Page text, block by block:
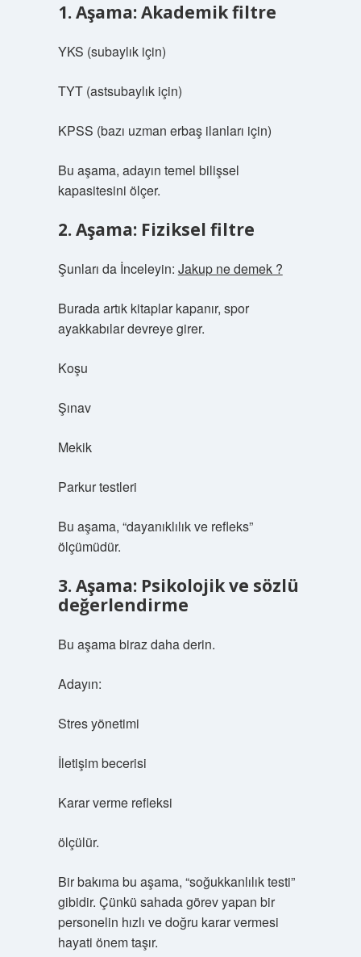
1. Aşama: Akademik filtre
YKS (subaylık için)
TYT (astsubaylık için)
KPSS (bazı uzman erbaş ilanları için)
Bu aşama, adayın temel bilişsel
kapasitesini ölçer.
2. Aşama: Fiziksel filtre
Şunları da İnceleyin: Jakup ne demek ?
Burada artık kitaplar kapanır, spor
ayakkabılar devreye girer.
Koşu
Şınav
Mekik
Parkur testleri
Bu aşama, “dayanıklılık ve refleks”
ölçümüdür.
3. Aşama: Psikolojik ve sözlü
değerlendirme
Bu aşama biraz daha derin.
Adayın:
Stres yönetimi
İletişim becerisi
Karar verme refleksi
ölçülür.
Bir bakıma bu aşama, “soğukkanlılık testi”
gibidir. Çünkü sahada görev yapan bir
personelin hızlı ve doğru karar vermesi
hayati önem taşır.